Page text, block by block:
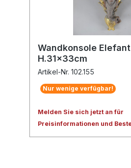
Wandkonsole
H.31x33cm
Artikel-Nr. 102.155
Nur wenige verfügbar!
Melden Sie sich jetzt an für
Preisinformationen und